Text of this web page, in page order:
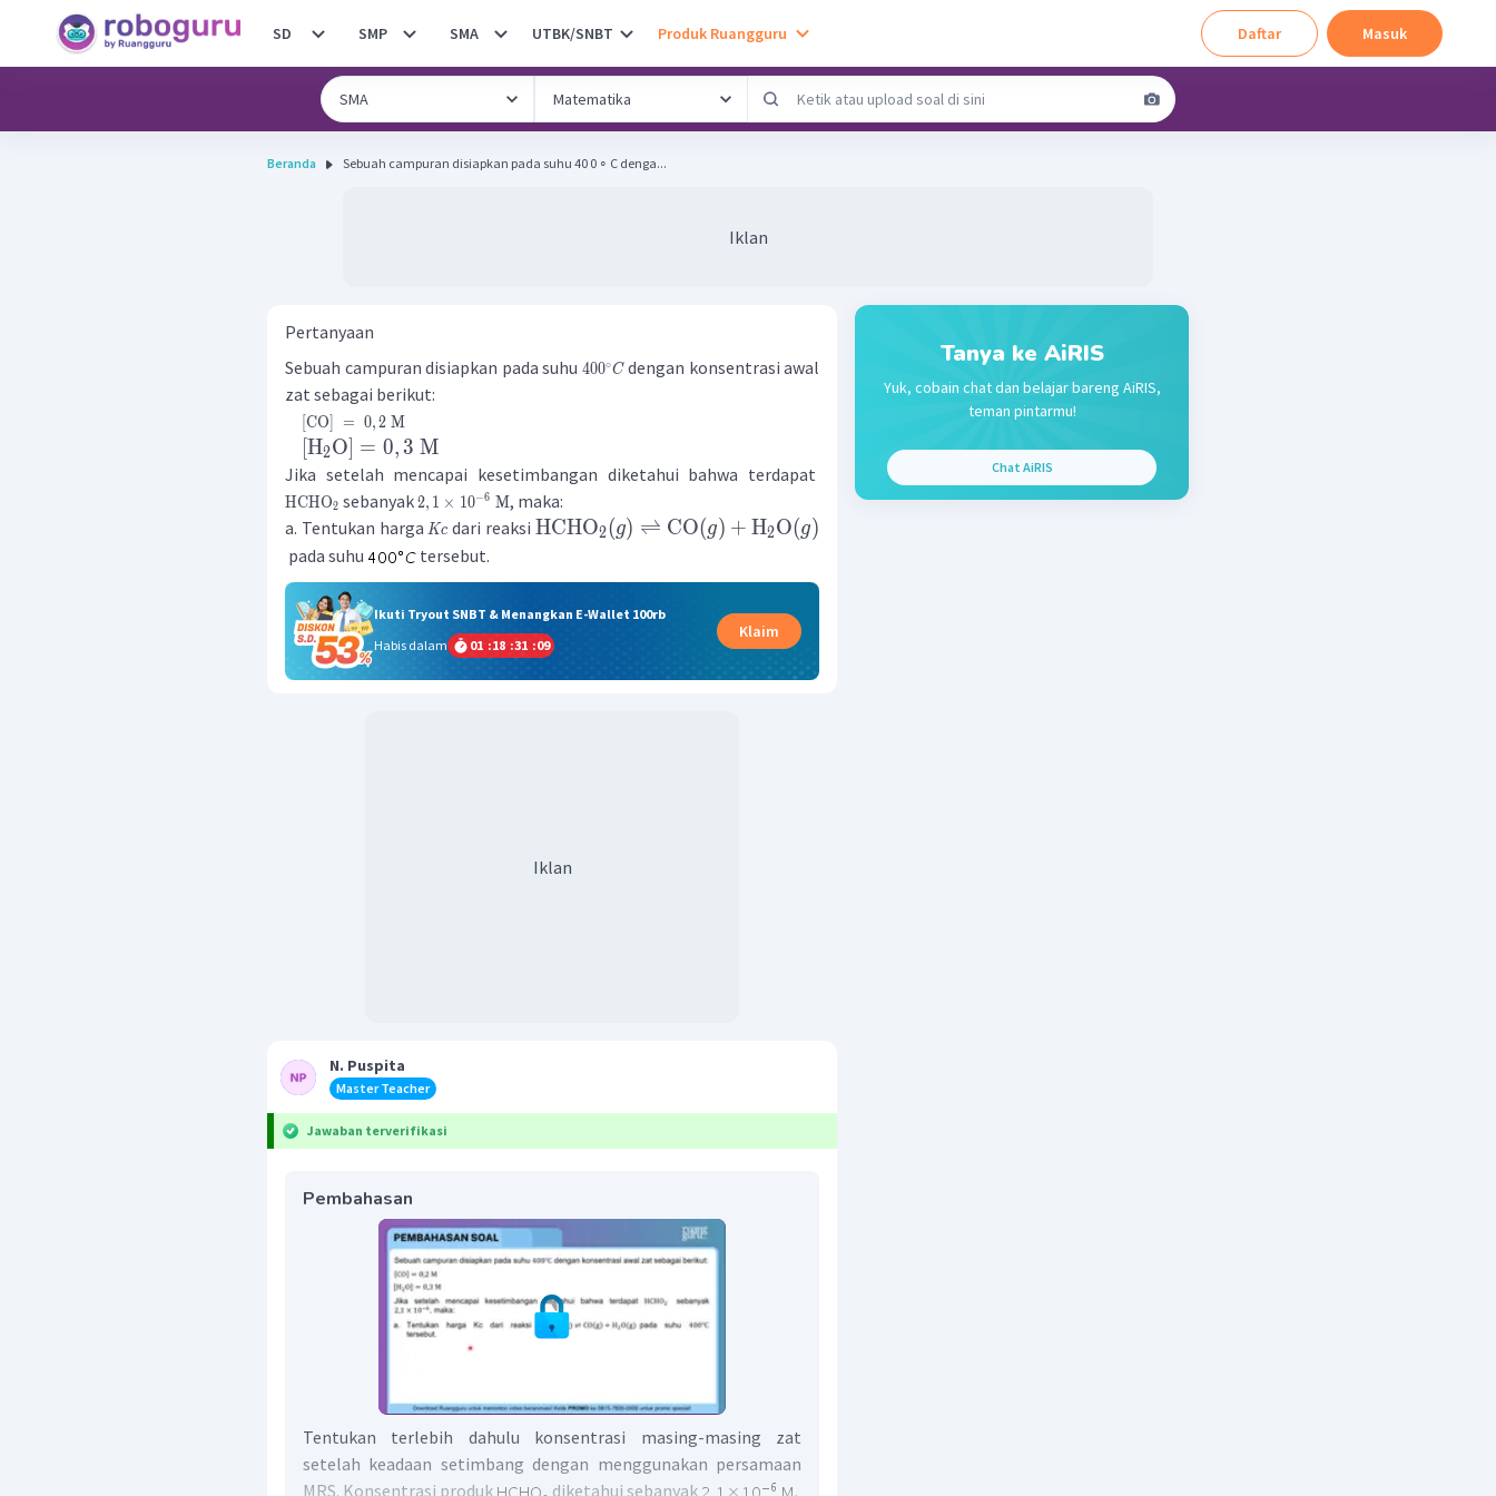
SD SMP SMA UTBK/SNBT Produk Ruangguru Daftar Masuk
Beranda Sebuah campuran disiapkan pada suhu 40 0 ∘ C denga...
Iklan
Pertanyaan
Sebuah campuran disiapkan pada suhu 400∘Cdengan konsentrasi awal
zat sebagai berikut:
CO = 0,2 M
H2O = 0, 3 M
Jika setelah mencapai kesetimbangan diketahui bahwa terdapat
HCHO2 sebanyak2, 1 × 10−6 M, maka:
a. Tentukan hargaKc dari reaksi HCHO2(g) ⇌ CO(g) + H2O(g)
pada suhu tersebut.
Ikuti Tryout SNBT & Menangkan E-Wallet 100rb
Habis dalam
01 :18 :31 :08
Klaim
Iklan
N. Puspita
Master Teacher
Jawaban terverifikasi
Pembahasan
Tentukan terlebih dahulu konsentrasi masing-masing zat
setelah keadaan setimbang dengan menggunakan persamaan
MRS. Konsentrasi produk
diketahui sebanyak
.
Tanya ke AiRIS
Yuk, cobain chat dan belajar bareng AiRIS,
teman pintarmu!
Chat AiRIS